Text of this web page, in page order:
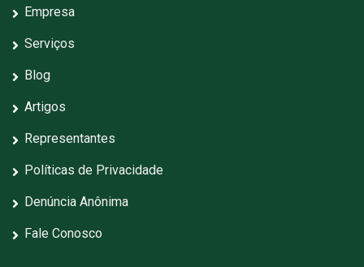
Empresa
Serviços
Blog
Artigos
Representantes
Políticas de Privacidade
Denúncia Anônima
Fale Conosco